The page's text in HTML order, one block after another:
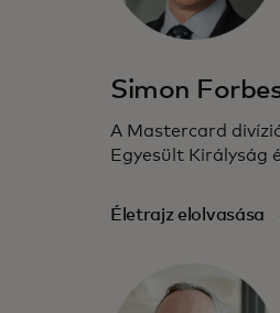
Simon
A Mastercard
Egyesült Királyság
Életrajz elolvasása